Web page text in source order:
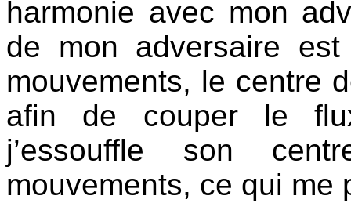
harmonie avec mon
de mon adversaire
mouvements, le centre
afin de couper le
j’essouffle son
mouvements, ce qui me